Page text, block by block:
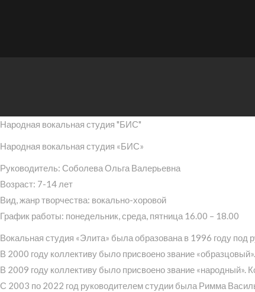
Народная вокальная студия "БИС"
Народная вокальная студия «БИС»
Руководитель: Соболева Ольга Валерьевна
Возраст: 7-14 лет
Вид, жанр творчества: вокально-хоровой
График работы: понедельник, среда, пятница 16.00 – 18.00
Вокальная студия «Элита» была образована в 1996 году под
В 2000 году коллективу было присвоено звание «образцовый».
В 2009 году коллективу было присвоено звание
С 2003 по 2022 год руководителем студии была Римма